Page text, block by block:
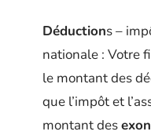
Déductions –
nationale : Votre
le montant des
que l’impôt et
montant des